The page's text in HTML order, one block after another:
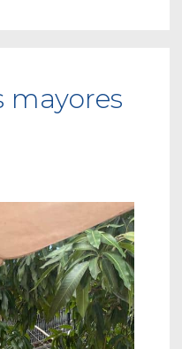
mayores